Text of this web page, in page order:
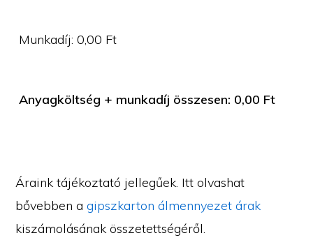
Munkadíj:0,00 Ft
Anyagköltség + munkadíj összesen: 0,00 Ft
Áraink tájékoztató jellegűek. Itt olvashat
bővebben agipszkarton álmennyezet árak
kiszámolásának összetettségéről.